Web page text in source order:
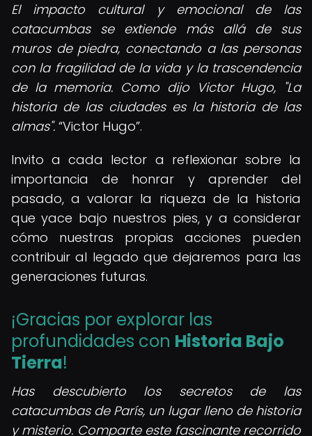
El impacto cultural y emocional de las
catacumbas se extiende más allá de sus
muros de piedra, conectando a las personas
con la fragilidad de la vida y la trascendencia
de la memoria. Como dijo Victor Hugo, "La
historia de las ciudades es la historia de las
almas". Victor Hugo .
Invito a cada lector a reflexionar sobre la
importancia de honrar y aprender del
pasado, a valorar la riqueza de la historia
que yace bajo nuestros pies, y a considerar
cómo nuestras propias acciones pueden
contribuir al legado que dejaremos para las
generaciones futuras.
¡Gracias por explorar las
profundidades con Historia Bajo
Tierra!
Has descubierto los secretos de las
catacumbas de París, un lugar lleno de historia
y misterio. Comparte este fascinante recorrido